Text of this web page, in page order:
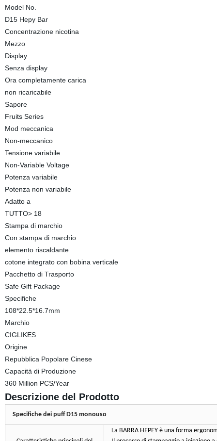
Model No.
D15 Hepy Bar
Concentrazione nicotina
Mezzo
Display
Senza display
Ora completamente carica
non ricaricabile
Sapore
Fruits Series
Mod meccanica
Non-meccanico
Tensione variabile
Non-Variable Voltage
Potenza variabile
Potenza non variabile
Adatto a
TUTTO> 18
Stampa di marchio
Con stampa di marchio
elemento riscaldante
cotone integrato con bobina verticale
Pacchetto di Trasporto
Safe Gift Package
Specifiche
108*22.5*16.7mm
Marchio
CIGLIKES
Origine
Repubblica Popolare Cinese
Capacità di Produzione
360 Million PCS/Year
Descrizione del Prodotto
Specifiche dei puff D15 monouso
La BARRA HEPEY è una forma